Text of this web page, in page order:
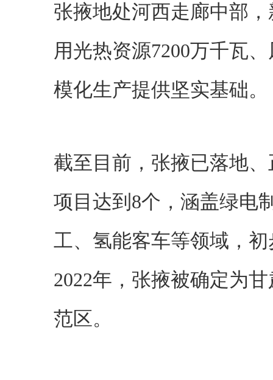
张掖地处河西走廊中部
用光热资源7200万千瓦
模化生产提供坚实基础。
截至目前，张掖已落地
项目达到8个，涵盖绿电
工、氢能客车等领域，
2022年，张掖被确定为
范区。